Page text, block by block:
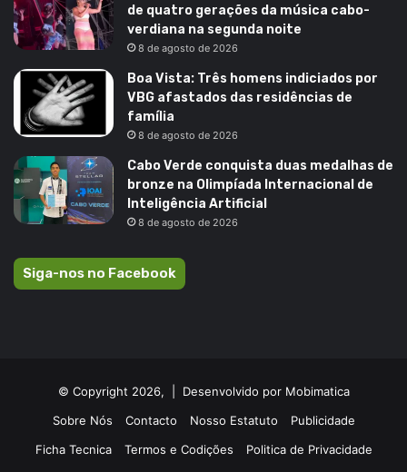
de quatro gerações da música cabo-
verdiana na segunda noite
8 de agosto de 2026
Boa Vista: Três homens indiciados por
VBG afastados das residências de
família
8 de agosto de 2026
Cabo Verde conquista duas medalhas de
bronze na Olimpíada Internacional de
Inteligência Artificial
8 de agosto de 2026
Siga-nos no Facebook
© Copyright 2026, | Desenvolvido por Mobimatica
Sobre Nós
Contacto Nosso Estatuto
Publicidade
Ficha Tecnica
Termos e Codições Politica de Privacidade